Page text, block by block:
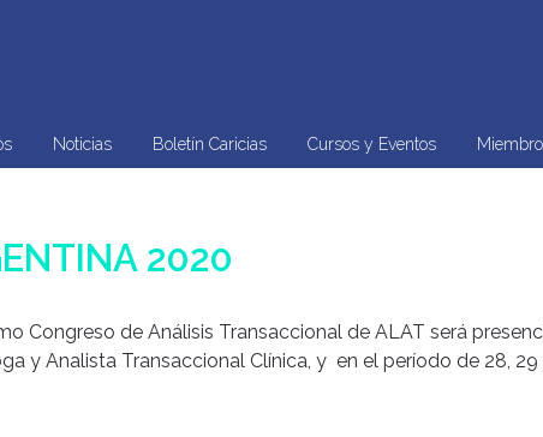
Noticias Boletín Caricias Cursos y Eventos
2020
Congreso de Análisis Transaccional de ALAT será
y Analista Transaccional Clínica, y en el período de 28,